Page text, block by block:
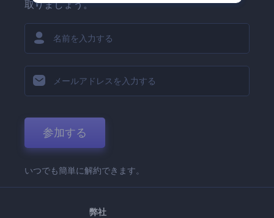
取りましょう。
参加する
いつでも簡単に解約できます。
弊社